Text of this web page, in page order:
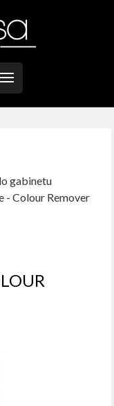
gabinetu
- Colour Remover